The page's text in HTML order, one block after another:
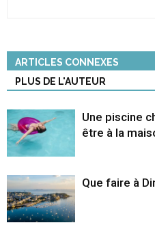
ARTICLES CONNEXES
PLUS DE L'AUTEUR
Une piscine
être à la
Que faire à